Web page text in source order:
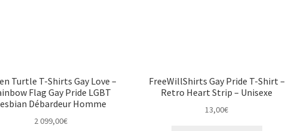
Turtle T-Shirts Gay Love –
Flag Gay Pride LGBT
Débardeur Homme
2 099,00€
FreeWillShirts Gay Pride T-Shirt –
Retro Heart Strip – Unisexe
13,00€